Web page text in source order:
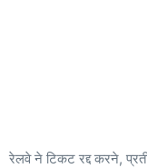
रेलवे ने टिकट रद्द करने,